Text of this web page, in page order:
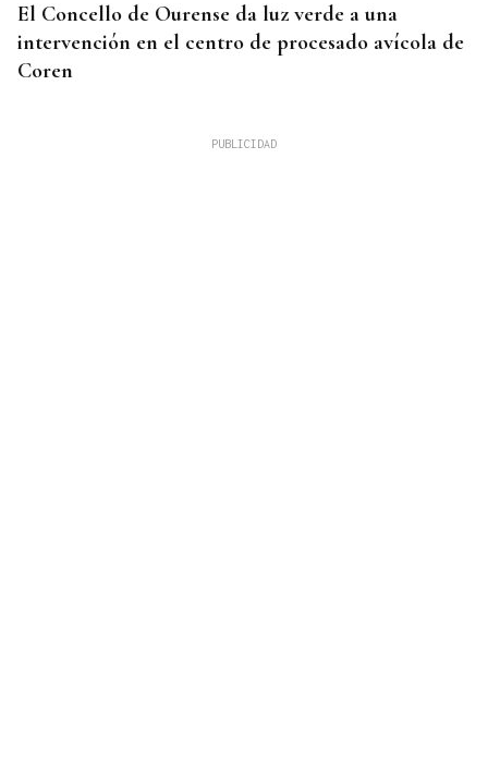
El Concello de Ourense da luz verde a una
intervención en el centro de procesado avícola de
Coren